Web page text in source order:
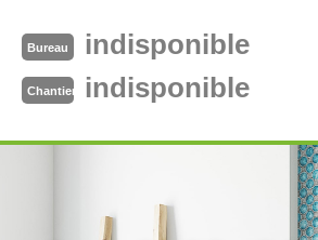
Bureau indisponible
Chantier indisponible